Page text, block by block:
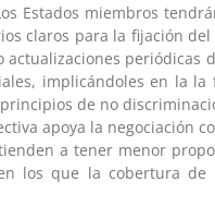
Estados miembros
claros para la fijación
periódicas
implicándoles en la
de no
apoya la negociación
a tener menor
los que la cobertura